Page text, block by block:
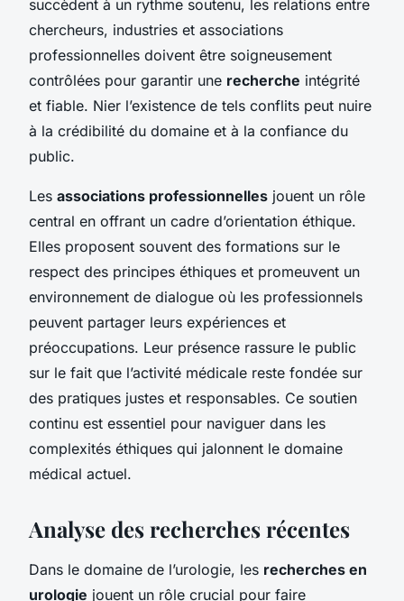
succèdent à un rythme soutenu, les relations entre
chercheurs, industries et associations
professionnelles doivent être soigneusement
contrôlées pour garantir une recherche intégrité
et fiable. Nier l’existence de tels conflits peut nuire
à la crédibilité du domaine et à la confiance du
public.
Les associations professionnelles jouent un rôle
central en offrant un cadre d’orientation éthique.
Elles proposent souvent des formations sur le
respect des principes éthiques et promeuvent un
environnement de dialogue où les professionnels
peuvent partager leurs expériences et
préoccupations. Leur présence rassure le public
sur le fait que l’activité médicale reste fondée sur
des pratiques justes et responsables. Ce soutien
continu est essentiel pour naviguer dans les
complexités éthiques qui jalonnent le domaine
médical actuel.
Analyse des recherches récentes
Dans le domaine de l’urologie, les recherches en
urologie jouent un rôle crucial pour faire